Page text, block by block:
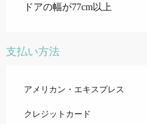
ドアの幅が77cm以上
支払い方法
アメリカン・エキスプレス
クレジットカード